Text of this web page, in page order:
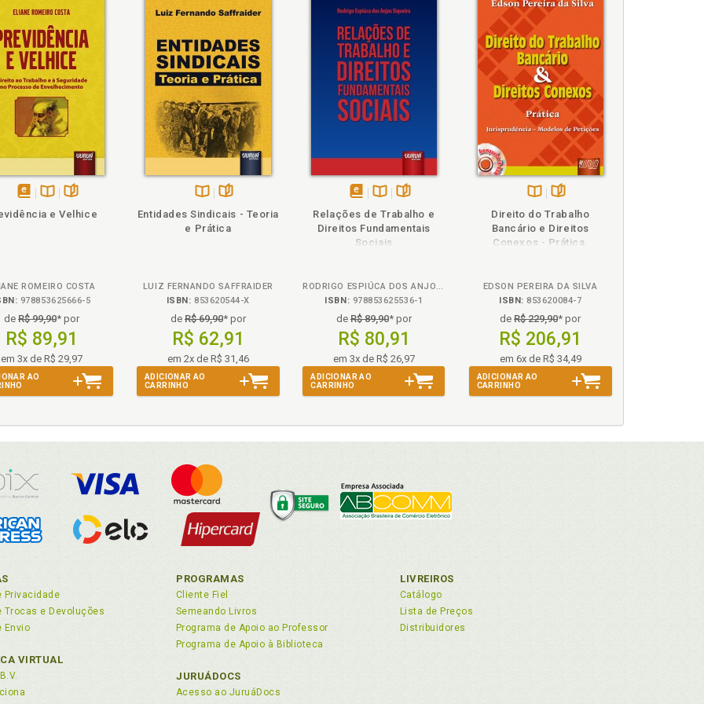
e Velhice
ROMEIRO COSTA
978853625666-5
de R$ 99,90* por
R$ 89,91
em 3x de R$ 29,97
AO
na
Entidades Sindicais - Teoria
e Prática
LUIZ FERNANDO SAFFRAIDER
ISBN: 853620544-X
de R$ 69,90* por
R$ 62,91
em 2x de R$ 31,46
ADICIONAR AO
CARRINHO
em
eBook
na
B.V.
Relações de Trabalho e
Direitos Fundamentais
Sociais
RODRIGO ESPIÚCA DOS ANJOS SIQUEIRA
ISBN: 978853625536-1
deR$ 89,90* por
R$ 80,91
em 3x de R$ 26,97
ADICIONAR AO
CARRINHO
na
B.V.
Direito do Trabalho
Bancário e Direitos
Conexos - Prática,
EDSON PEREIRA DA SILVA
ISBN: 853620084-7
deR$ 229,90* por
R$ 206,91
em 6x de R$ 34,49
ADICIONAR AO
CARRINHO
Privacidade
Trocas e Devoluções
Envio
VIRTUAL
PROGRAMAS
Cliente Fiel
Semeando Livros
Programa de Apoio ao Professor
Programa de Apoio à Biblioteca
JURUÁDOCS
Acesso ao JuruáDocs
LIVREIROS
Catálogo
Lista de Preços
Distribuidores